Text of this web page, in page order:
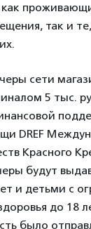
так и
сети
5 тыс.
DREF
Красного
будут
и детьми с
до 18
было